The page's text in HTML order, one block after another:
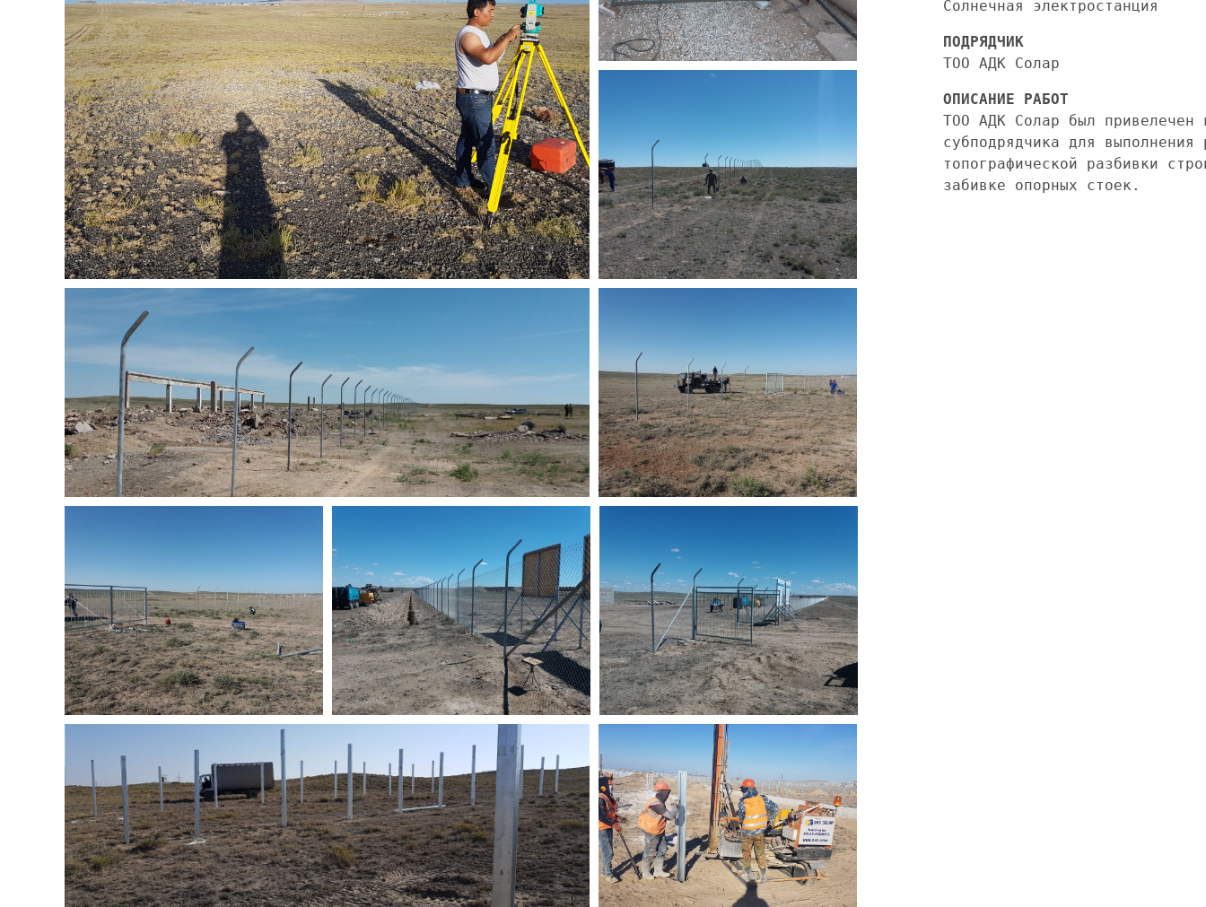
Солнечная электростанция
ПОДРЯДЧИК
ТОО АДК Солар
ОПИСАНИЕ РАБОТ
ТОО АДК Солар был
субподрядчика для
топографической разбивки
забивке опорных стоек.